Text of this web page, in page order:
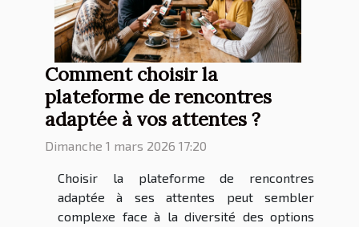
Comment choisir la
plateforme de rencontres
adaptée à vos attentes ?
Dimanche 1 mars 2026 17:20
Choisir la plateforme de rencontres
adaptée à ses attentes peut sembler
complexe face à la diversité des options